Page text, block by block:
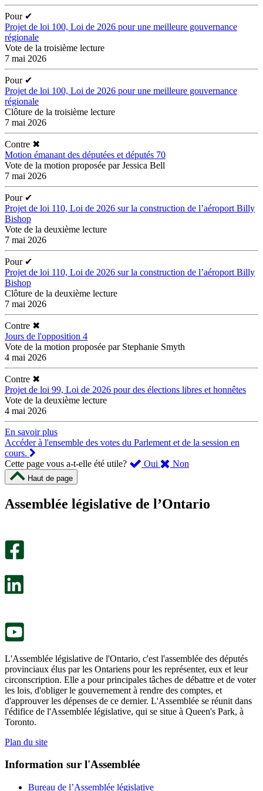
Pour ✔
Projet de loi 100, Loi de 2026 pour une meilleure gouvernance
régionale
Vote de la troisième lecture
7 mai 2026
Pour ✔
Projet de loi 100, Loi de 2026 pour une meilleure gouvernance
régionale
Clôture de la troisième lecture
7 mai 2026
Contre ✖
Motion émanant des députées et députés 70
Vote de la motion proposée par Jessica Bell
7 mai 2026
Pour ✔
Projet de loi 110, Loi de 2026 sur la construction de l’aéroport Billy
Bishop
Vote de la deuxième lecture
7 mai 2026
Pour ✔
Projet de loi 110, Loi de 2026 sur la construction de l’aéroport Billy
Bishop
Clôture de la deuxième lecture
7 mai 2026
Contre ✖
Jours de l'opposition 4
Vote de la motion proposée par Stephanie Smyth
4 mai 2026
Contre ✖
Projet de loi 99, Loi de 2026 pour des élections libres et honnêtes
Vote de la deuxième lecture
4 mai 2026
En savoir plus
Accéder à l'ensemble des votes du Parlement et de la session en
cours.
Cette page vous a-t-elle été utile?
Oui ,
été
Non
m’a
Haut de page
Assemblée législative de l’Ontario
L'Assemblée législative de l'Ontario, c'est l'assemblée des députés
provinciaux élus par les Ontariens pour les représenter, eux et leur
circonscription. Elle a pour principales tâches de débattre et de voter
les lois, d'obliger le gouvernement à rendre des comptes, et
d'approuver les dépenses de ce dernier. L'Assemblée se réunit dans
l'édifice de l'Assemblée législative, qui se situe à Queen's Park, à
Toronto.
Plan du site
Information sur l'Assemblée
Bureau de l’Assemblée législative